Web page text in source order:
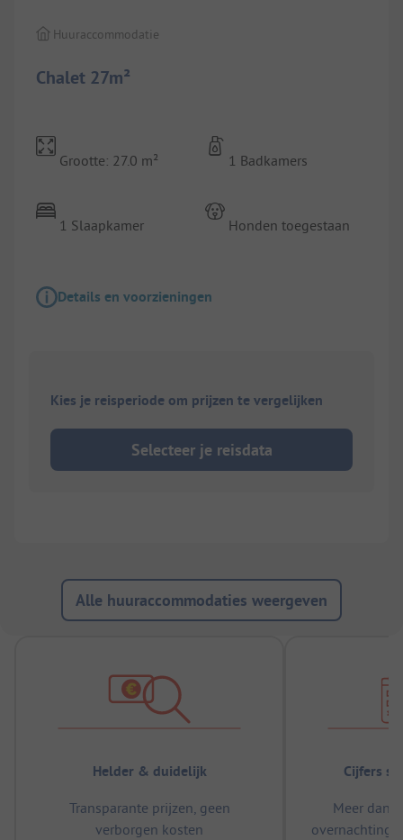
Chalet 27m²
Huuraccommodatie
Grootte: 27.0 m²
1 Slaapkamer
1 Badkamers
Honden toegestaan
Details en voorzieningen
Kies je reisperiode om prijzen te vergelijken
Selecteer je reisdata
Alle huuraccommodaties weergeven
Helder & duidelijk
Transparante prijzen, geen
verborgen kosten
Cijfers
Meer dan